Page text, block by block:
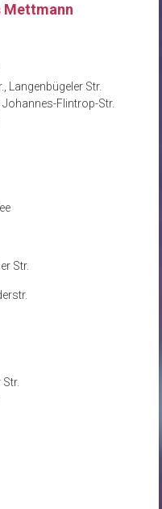
Mettmann
Langenbügeler Str.
Flintrop-Str.
Str.